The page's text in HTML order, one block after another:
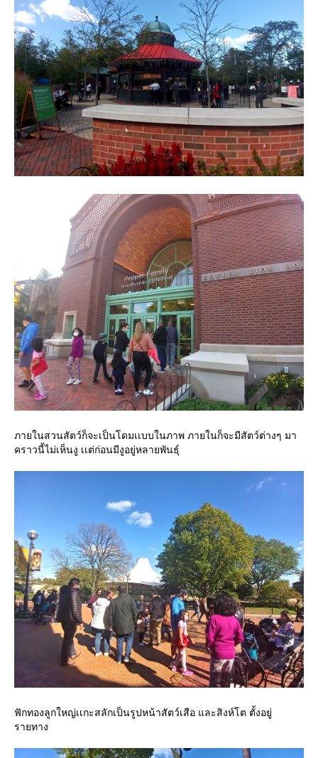
ภายในสวนสัตว์ก็จะเป็นโดมเเบบในภาพ ภายในก็จะมีสัตว์ต่างๆ มา
คราวนี้ไม่เห็นงู เเต่ก่อนมีงูอยู่หลายพันธุ์
ฟักทองลูกใหญ่เเกะสลักเป็นรูปหน้าสัตว์เสือ และสิงห์โต ตั้งอยู่
รายทาง